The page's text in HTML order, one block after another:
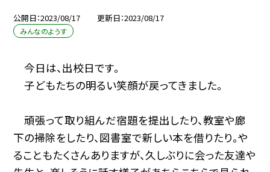
公開日 2023/08/17 更新日 2023/08/17
みんなのようす
今日は、出校日です。
子どもたちの明るい笑顔が戻ってきました。
頑張って取り組んだ宿題を提出したり、教室や廊
下の掃除をしたり、図書室で新しい本を借りたり。や
ることもたくさんありますが、久しぶりに会った友達や